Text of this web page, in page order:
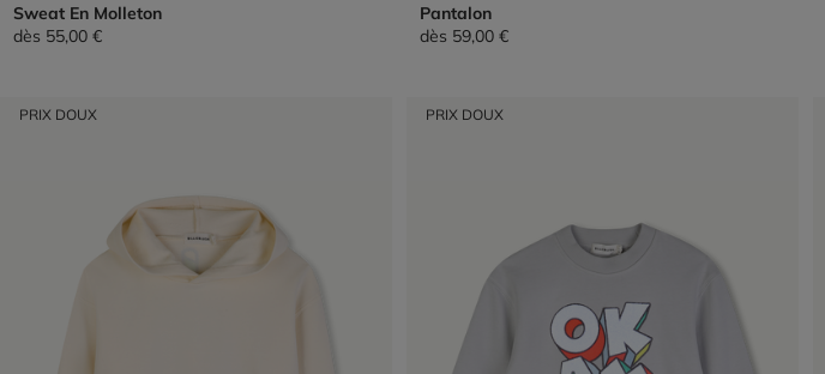
Sweat En Molleton
dès 55,00 €
Pantalon
dès 59,00 €
PRIX DOUX PRIX DOUX